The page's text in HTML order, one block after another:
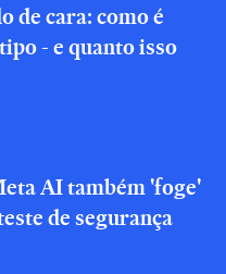
de cara: como é
- e quanto isso
AI também 'foge'
de segurança